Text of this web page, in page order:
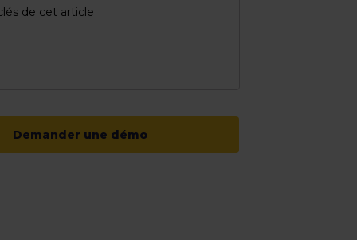
de cet article
Demander une démo